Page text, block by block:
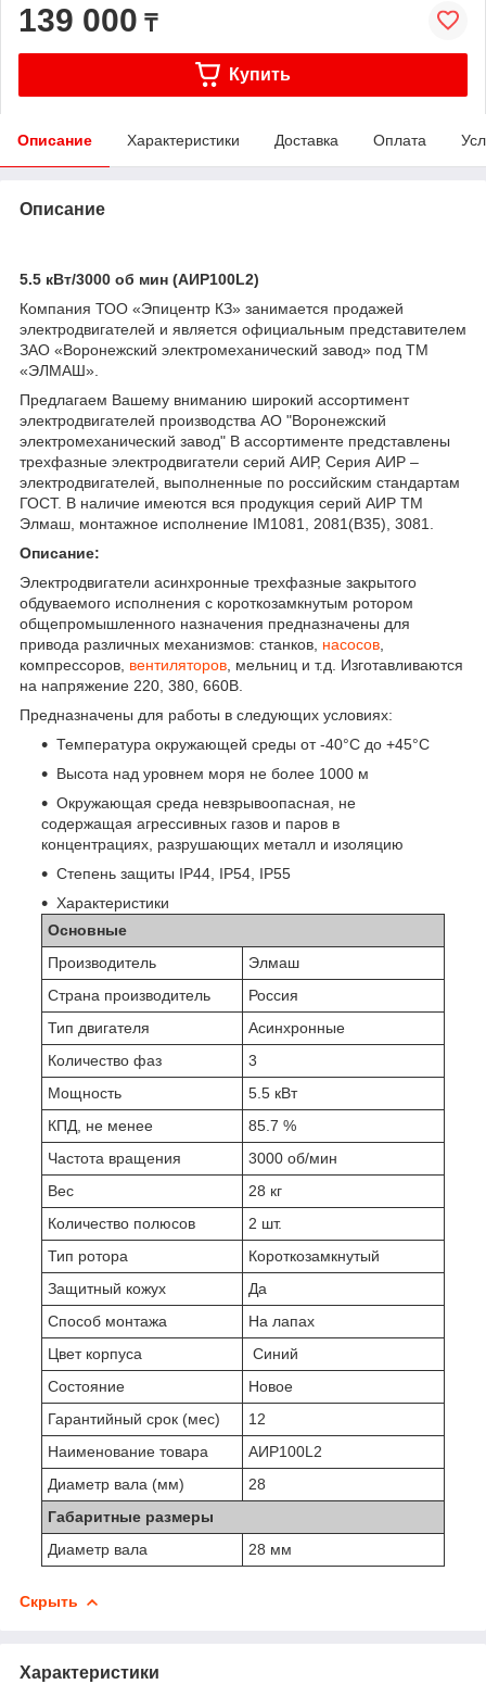
139 000 ₸
Купить
Описание Характеристики Доставка Оплата
Описание
5.5 кВт/3000 об мин (АИР100L2)
Компания ТОО «Эпицентр КЗ» занимается продажей
электродвигателей и является официальным представителем
ЗАО «Воронежский электромеханический завод» под ТМ
«ЭЛМАШ».
Предлагаем Вашему вниманию широкий ассортимент
электродвигателей производства АО "Воронежский
электромеханический завод" В ассортименте представлены
трехфазные электродвигатели серий АИР, Серия АИР –
электродвигателей, выполненные по российским стандартам
ГОСТ. В наличие имеются вся продукция серий АИР ТМ
Элмаш, монтажное исполнение IM1081, 2081(B35), 3081.
Описание:
Электродвигатели асинхронные трехфазные закрытого
обдуваемого исполнения с короткозамкнутым ротором
общепромышленного назначения предназначены для
привода различных механизмов: станков, насосов
компрессоров, вентиляторов , мельниц и т.д. Изготавливаются
на напряжение 220, 380, 660В.
Предназначены для работы в следующих условиях:
Температура окружающей среды от -40°C до +45°С
Высота над уровнем моря не более 1000 м
Окружающая среда невзрывоопасная, не
содержащая агрессивных газов и паров в
концентрациях, разрушающих металл и изоляцию
Степень защиты IP44, IP54, IP55
Характеристики
Основные
Производитель
Элмаш
Страна производитель
Россия
Тип двигателя
Асинхронные
Количество фаз
3
Мощность
5.5 кВт
КПД, не менее
85.7 %
Частота вращения
3000 об/мин
Вес
28 кг
Количество полюсов
2 шт.
Тип ротора
Короткозамкнутый
Защитный кожух
Да
Способ монтажа
На лапах
Цвет корпуса
Синий
Состояние
Новое
Гарантийный срок (мес)
12
Наименование товара
АИР100L2
Диаметр вала (мм)
28
Габаритные размеры
Диаметр вала
28 мм
Скрыть
Характеристики